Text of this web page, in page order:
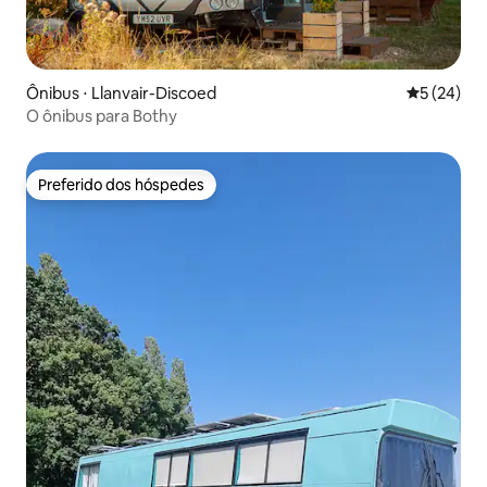
Ônibus ⋅ Llanvair-Discoed 5 de uma
5 (24)
O ônibus para Bothy
Preferido dos hóspedes
Preferido dos hóspedes